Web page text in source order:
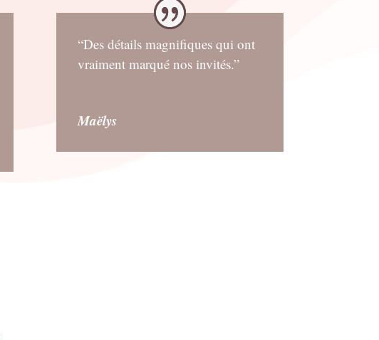
“Des détails magnifiques qui ont
vraiment marqué nos invités.”
Maëlys